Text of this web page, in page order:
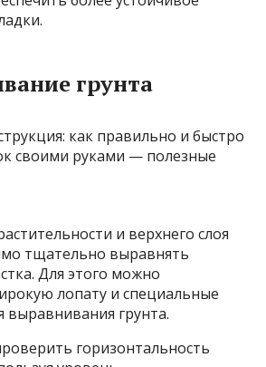
грунта
и верхнего слоя
тщательно выравнять
Для этого можно
лопату и специальные
выравнивания грунта.
горизонтальность